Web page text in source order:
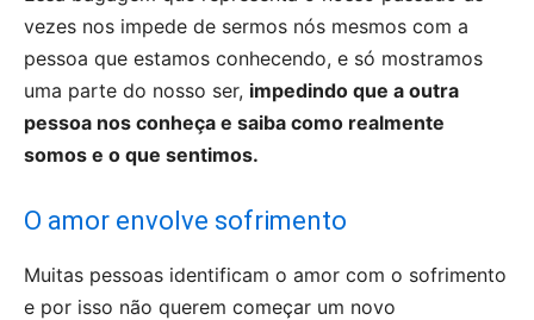
vezes nos impede de sermos nós mesmos com a
pessoa que estamos conhecendo, e só mostramos
uma parte do nosso ser, impedindo que a outra
pessoa nos conheça e saiba como realmente
somos e o que sentimos.
O amor envolve sofrimento
Muitas pessoas identificam o amor com o sofrimento
e por isso não querem começar um novo